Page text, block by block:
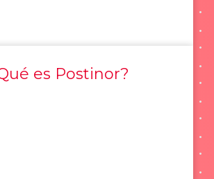
es Postinor?